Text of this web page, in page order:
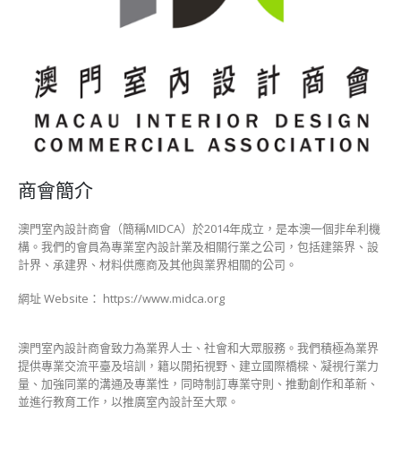
商會簡介
澳門室內設計商會（簡稱MIDCA）於2014年成立，是本澳一個非牟利機
構。我們的會員為專業室內設計業及相關行業之公司，包括建築界、設
計界、承建界、材料供應商及其他與業界相關的公司。
網址 Website： https://www.midca.org
澳門室內設計商會致力為業界人士、社會和大眾服務。我們積極為業界
提供專業交流平臺及培訓，籍以開拓視野、建立國際橋樑、凝視行業力
量、加強同業的溝通及專業性，同時制訂專業守則、推動創作和革新、
並進行教育工作，以推廣室內設計至大眾。